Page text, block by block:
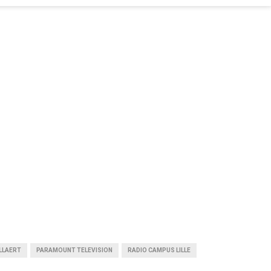
PARAMOUNT TELEVISION RADIO CAMPUS LILLE